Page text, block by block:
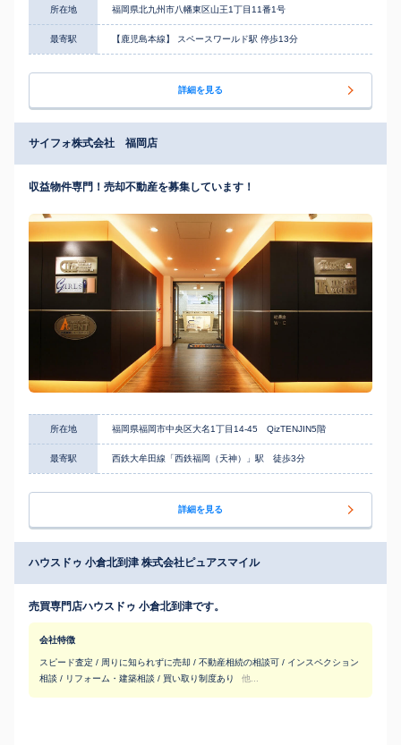
所在地 福岡県北九州市八幡東区山王1丁目11番1号
最寄駅 【鹿児島本線】 スペースワールド駅 停歩13分
詳細を見る
サイフォ株式会社 福岡店
収益物件専門！売却不動産を募集しています！
所在地 福岡県福岡市中央区大名1丁目14-45 QizTENJIN5階
最寄駅 西鉄大牟田線「西鉄福岡（天神）」駅 徒歩3分
詳細を見る
ハウスドゥ 小倉北到津 株式会社ピュアスマイル
売買専門店ハウスドゥ 小倉北到津です。
会社特徴
スピード査定 / 周りに知られずに売却 / 不動産相続の相談可 / インスペクション
相談 / リフォーム・建築相談 / 買い取り制度あり
他...